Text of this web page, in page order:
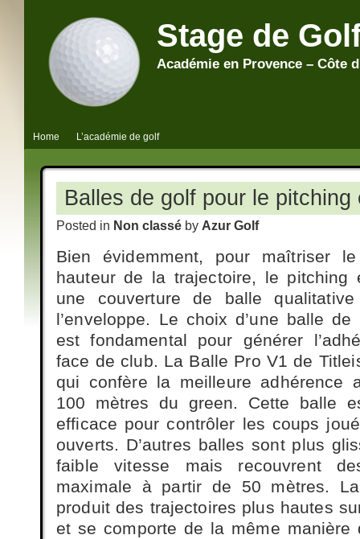
Stage de
Académie en Provence – Côte
Home L’académie de golf
Balles de golf pour le pitching
Posted in Non classé by Azur Golf
Bien évidemment, pour maîtriser
hauteur de la trajectoire, le pitching
une couverture de balle
l’enveloppe. Le choix d’une balle
est fondamental pour générer
face de club. La Balle Pro V1 de
qui confère la meilleure adhérence
100 mètres du green. Cette balle
efficace pour contrôler les coups
ouverts. D’autres balles sont plus
faible vitesse mais recouvrent
maximale à partir de 50 mètres.
produit des trajectoires plus hautes
et se comporte de la même